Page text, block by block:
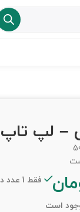
فقط 1 عدد در انبار موجود است